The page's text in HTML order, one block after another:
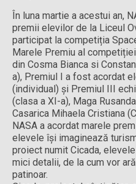
În luna martie a acestui an,
premii elevilor de la Liceul
participat la competiția
Marele Premiu al
din Cosma Bianca si
a), Premiul I a fost acordat
(individual) și Premiul III
(clasa a XI-a), Maga
Casarica Mihaela Cristiana
NASA a acordat marele
elevele își imaginează
proiect numit Cicada,
mici detalii, de la cum vor
patinoar.